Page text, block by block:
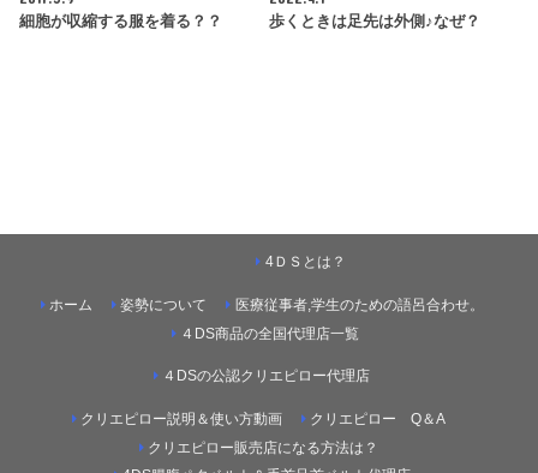
細胞が収縮する服を着る？？
歩くときは足先は外側♪なぜ？
ホーム
4ＤＳとは？
姿勢について
医療従事者,学生のための語呂合わせ。
４DS商品の全国代理店一覧
４DSの公認クリエピロー代理店
クリエピロー説明＆使い方動画
クリエピロー Q＆A
クリエピロー販売店になる方法は？